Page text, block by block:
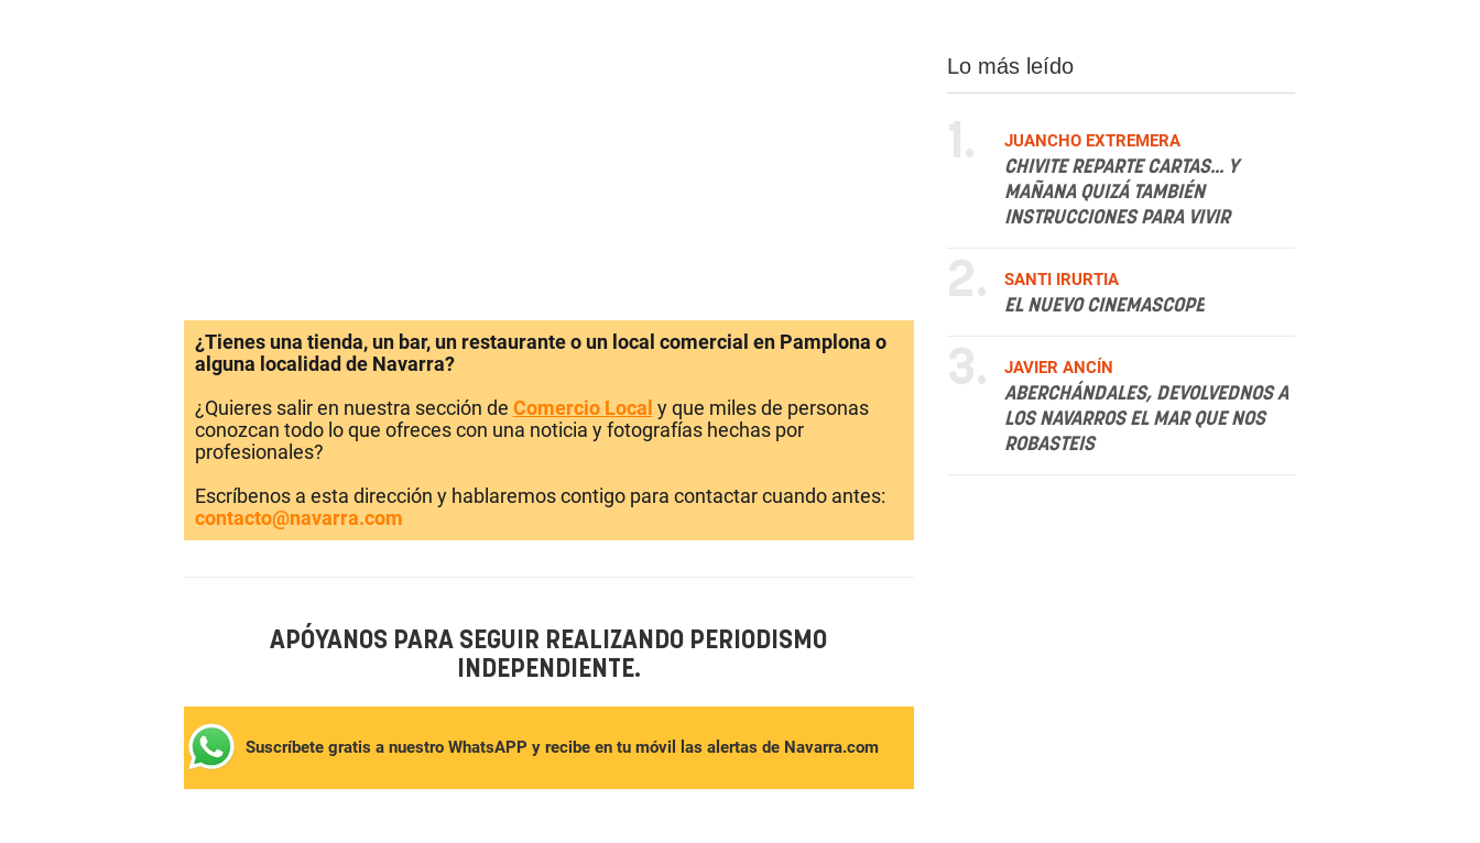
¿Tienes una tienda, un bar, un restaurante o un local comercial en Pamplona o
alguna localidad de Navarra?
¿Quieres salir en nuestra sección de Comercio Local y que miles de personas
conozcan todo lo que ofreces con una noticia y fotografías hechas por
profesionales?
Escríbenos a esta dirección y hablaremos contigo para contactar cuando antes:
contacto@navarra.com
APÓYANOS PARA SEGUIR REALIZANDO PERIODISMO
INDEPENDIENTE.
Suscríbete gratis a nuestro WhatsAPP y recibe en tu móvil las alertas de Navarra.com
Lo más leído
1.
JUANCHO EXTREMERA
CHIVITE REPARTE CARTAS... Y
MAÑANA QUIZÁ TAMBIÉN
INSTRUCCIONES PARA VIVIR
2.
SANTI IRURTIA
EL NUEVO CINEMASCOPE
3.
JAVIER ANCÍN
ABERCHÁNDALES, DEVOLVEDNOS A
LOS NAVARROS EL MAR QUE NOS
ROBASTEIS